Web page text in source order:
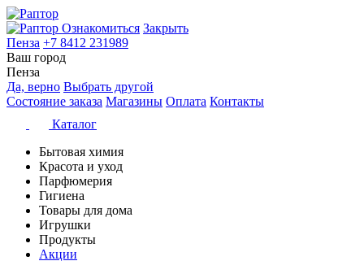
Ознакомиться Закрыть
Пенза +7 8412 231989
Ваш город
Пенза
Да, верно Выбрать другой
Состояние заказа Магазины Оплата Контакты
Каталог
Бытовая химия
Красота и уход
Парфюмерия
Гигиена
Товары для дома
Игрушки
Продукты
Акции